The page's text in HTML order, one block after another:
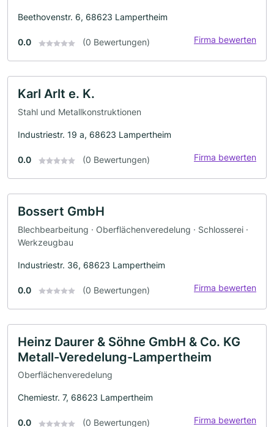
Beethovenstr. 6, 68623 Lampertheim
0.0 (0 Bewertungen) Firma bewerten
Karl Arlt e. K.
Stahl und Metallkonstruktionen
Industriestr. 19 a, 68623 Lampertheim
0.0 (0 Bewertungen) Firma bewerten
Bossert GmbH
Blechbearbeitung · Oberflächenveredelung · Schlosserei ·
Werkzeugbau
Industriestr. 36, 68623 Lampertheim
0.0 (0 Bewertungen) Firma bewerten
Heinz Daurer & Söhne GmbH & Co. KG
Metall-Veredelung-Lampertheim
Oberflächenveredelung
Chemiestr. 7, 68623 Lampertheim
0.0 (0 Bewertungen) Firma bewerten